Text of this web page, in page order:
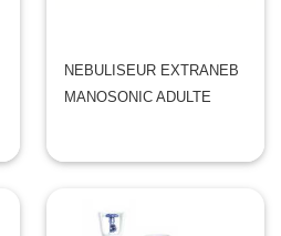
NEBULISEUR EXTRANEB
MANOSONIC ADULTE